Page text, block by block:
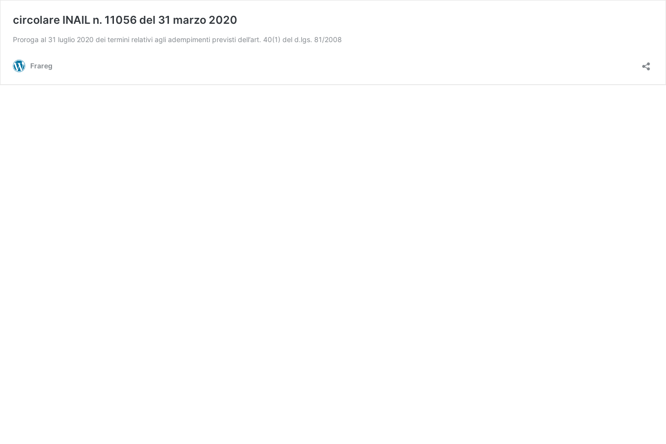
circolare INAIL n. 11056 del 31 marzo 2020
Proroga al 31 luglio 2020 dei termini relativi agli adempimenti previsti dell’art. 40(1) del d.lgs. 81/2008
Frareg